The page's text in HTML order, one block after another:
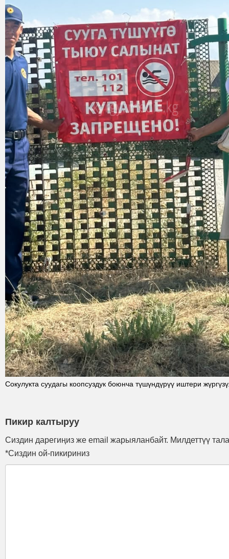
Сокулукта суудагы коопсуздук боюнча түшүндүрүү иштери
Пикир калтыруу
Сиздин дарегиңиз же email жарыяланбайт. Милдеттүү
*Сиздин ой-пикириниз